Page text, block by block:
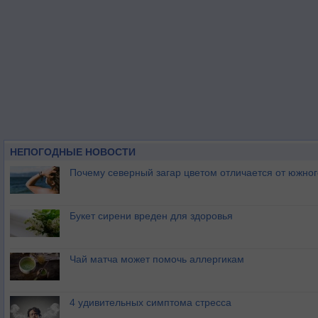
НЕПОГОДНЫЕ НОВОСТИ
Почему северный загар цветом отличается от
Букет сирени вреден для здоровья
Чай матча может помочь аллергикам
4 удивительных симптома стресса